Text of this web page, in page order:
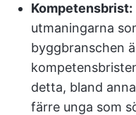
Kompetensbrist:
utmaningarna
byggbranschen
detta, bland
färre unga som